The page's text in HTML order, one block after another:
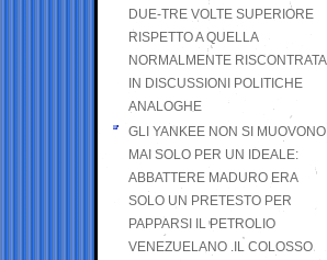
DUE-TRE VOLTE SUPERIORE
RISPETTO A QUELLA
NORMALMENTE RISCONTRATA
IN DISCUSSIONI POLITICHE
ANALOGHE
GLI YANKEE NON SI MUOVONO
MAI SOLO PER UN IDEALE:
ABBATTERE MADURO ERA
SOLO UN PRETESTO PER
PAPPARSI IL PETROLIO
VENEZUELANO .IL COLOSSO